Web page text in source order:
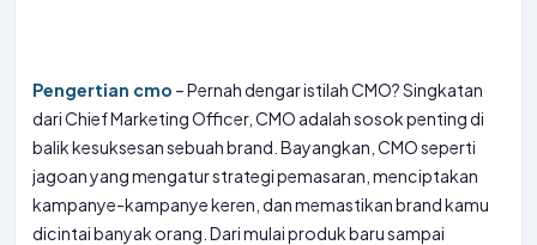
Pengertian cmo – Pernah dengar istilah CMO? Singkatan
dari Chief Marketing Officer, CMO adalah sosok penting di
balik kesuksesan sebuah brand. Bayangkan, CMO seperti
jagoan yang mengatur strategi pemasaran, menciptakan
kampanye-kampanye keren, dan memastikan brand kamu
dicintai banyak orang. Dari mulai produk baru sampai